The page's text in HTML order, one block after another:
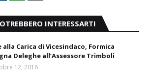
INTERESSARTI
alla Carica di Vicesindaco, Formica
Deleghe all’Assessore Trimboli
12, 2016